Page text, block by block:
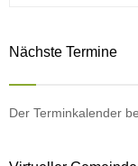
c
o
Nächste Termine
Der Terminkalender